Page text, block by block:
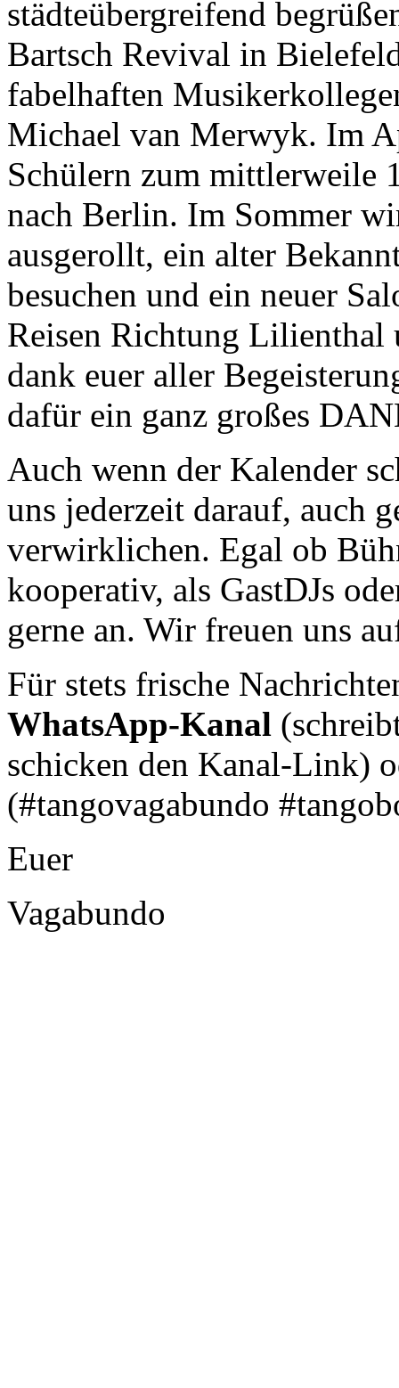
städteübergreifend
Bartsch Revival in
fabelhaften
Michael van Merwyk. Im
Schülern zum mittlerweile
nach Berlin. Im Sommer
ausgerollt, ein alter
besuchen und ein neuer
Reisen Richtung Lilienthal
dank euer aller
dafür ein ganz großes
Auch wenn der Kalender
uns jederzeit darauf, auch
verwirklichen. Egal ob
kooperativ, als GastDJs
gerne an. Wir freuen uns
Für stets frische
WhatsApp-Kanal
schicken den Kanal-Link)
(#tangovagabundo
Euer
Vagabundo